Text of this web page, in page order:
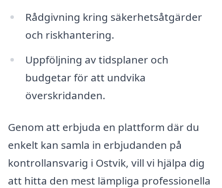
Rådgivning kring säkerhetsåtgärder
och riskhantering.
Uppföljning av tidsplaner och
budgetar för att undvika
överskridanden.
Genom att erbjuda en plattform där du
enkelt kan samla in erbjudanden på
kontrollansvarig i Ostvik, vill vi hjälpa dig
att hitta den mest lämpliga professionella